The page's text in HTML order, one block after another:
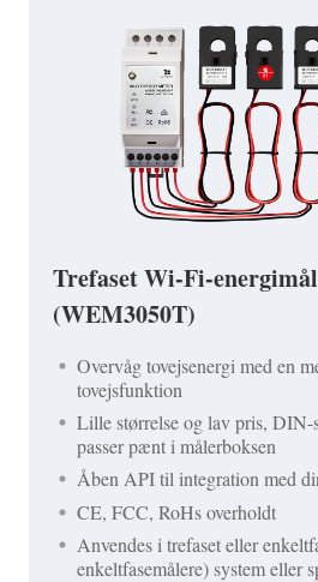
Trefaset Wi-Fi-
(WEM3050T)
Overvåg tovejsenergi med en
tovejsfunktion
Lille størrelse og lav pris, DIN-
passer pænt i målerboksen
Åben API til integration med
CE, FCC, RoHs overholdt
Anvendes i trefaset eller
enkeltfasemålere) system eller